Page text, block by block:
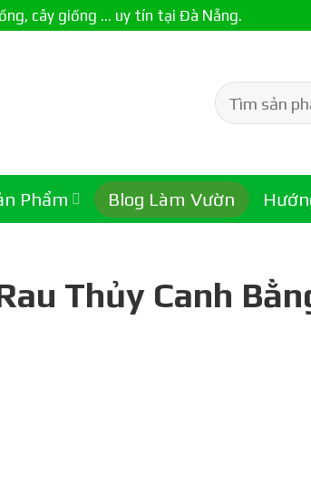
cây giống ... uy tín tại Đà Nẵng.
Tìm
kiếm:
Phẩm Blog Làm Vườn
Thủy Canh